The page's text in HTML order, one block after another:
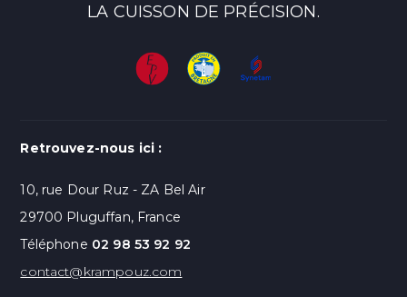
LA CUISSON DE PRÉCISION.
Retrouvez-nous ici :
10, rue Dour Ruz - ZA Bel Air
29700 Pluguffan, France
Téléphone 02 98 53 92 92
contact@krampouz.com